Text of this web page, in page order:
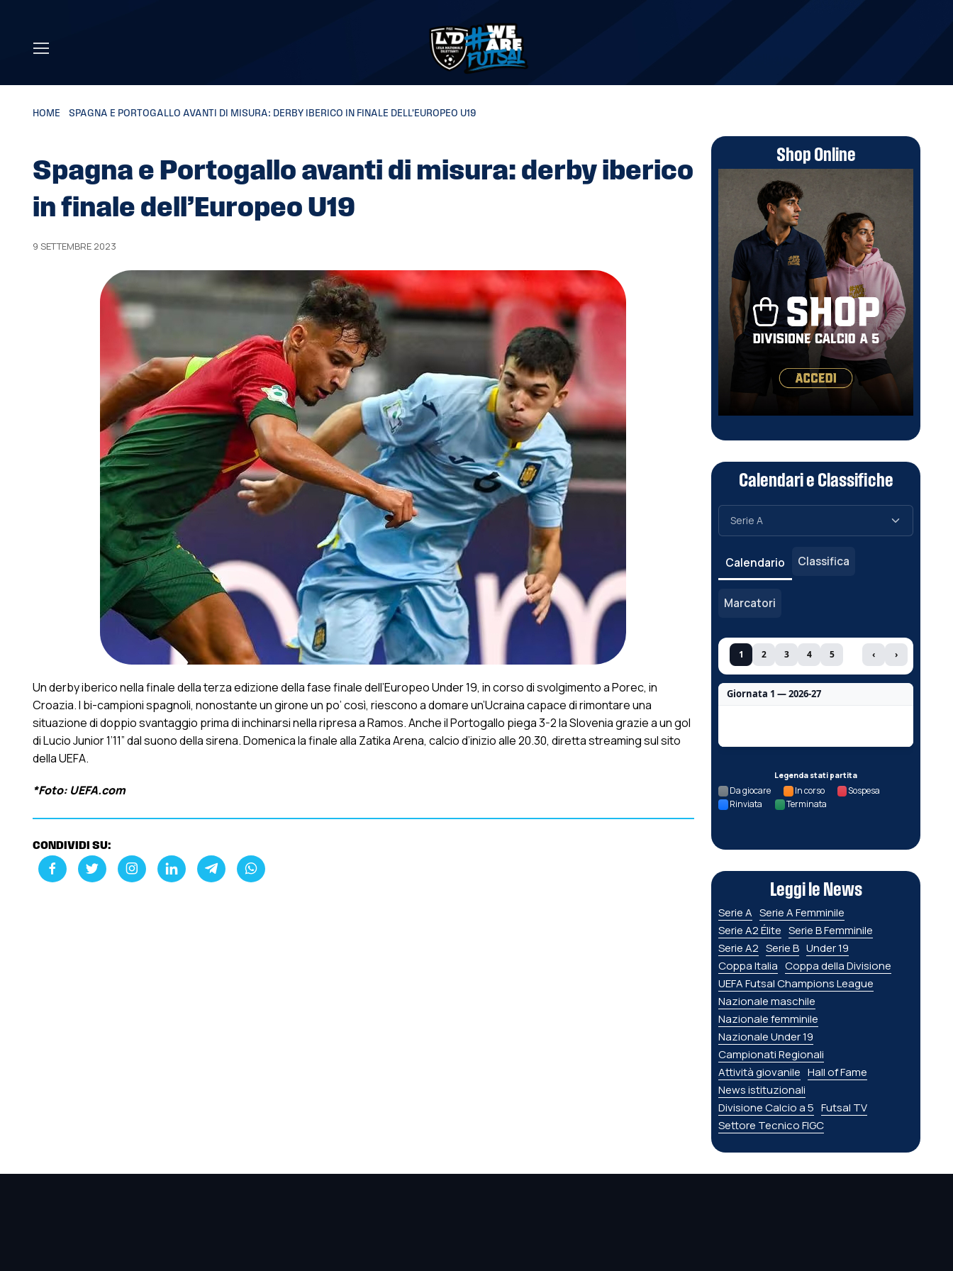
HOME SPAGNA E PORTOGALLO AVANTI DI MISURA: DERBY IBERICO IN FINALE DELL’EUROPEO U19
Spagna e Portogallo avanti di misura: derby iberico
in finale dell’Europeo U19
9 SETTEMBRE 2023
Un derby iberico nella finale della terza edizione della fase finale dell’Europeo Under 19, in corso di svolgimento a Porec, in
Croazia. I bi-campioni spagnoli, nonostante un girone un po’ così, riescono a domare un’Ucraina capace di rimontare una
situazione di doppio svantaggio prima di inchinarsi nella ripresa a Ramos. Anche il Portogallo piega 3-2 la Slovenia grazie a un gol
di Lucio Junior 1’11” dal suono della sirena. Domenica la finale alla Zatika Arena, calcio d’inizio alle 20.30, diretta streaming sul sito
della UEFA.
*Foto: UEFA.com
CONDIVIDI SU:
Shop Online
Calendari e Classifiche
Calendario Classifica
Marcatori
1 2 3 4 5 ‹ ›
Giornata 1 — 2026-27
Legenda stati partita
Da giocare In corso
Sospesa
Rinviata
Terminata
Leggi le News
Serie A Serie A Femminile
Serie A2 Élite Serie B Femminile
Serie A2 Serie B Under 19
Coppa Italia Coppa della Divisione
UEFA Futsal Champions League
Nazionale maschile
Nazionale femminile
Nazionale Under 19
Campionati Regionali
Attività giovanile Hall of Fame
News istituzionali
Divisione Calcio a 5 Futsal TV
Settore Tecnico FIGC